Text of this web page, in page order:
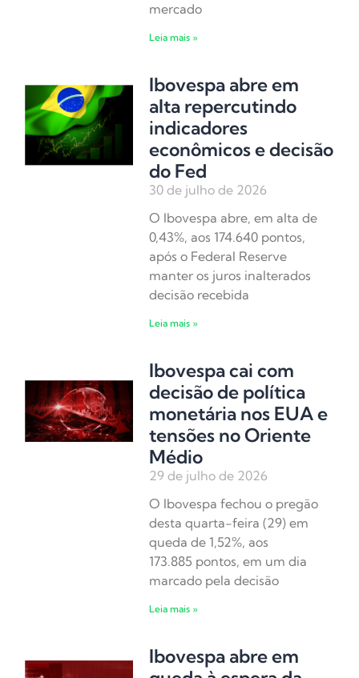
mercado
Leia mais »
Ibovespa abre em
alta repercutindo
indicadores
econômicos e decisão
do Fed
30 de julho de 2026
O Ibovespa abre, em alta de
0,43%, aos 174.640 pontos,
após o Federal Reserve
manter os juros inalterados
decisão recebida
Leia mais »
Ibovespa cai com
decisão de política
monetária nos EUA e
tensões no Oriente
Médio
29 de julho de 2026
O Ibovespa fechou o pregão
desta quarta-feira (29) em
queda de 1,52%, aos
173.885 pontos, em um dia
marcado pela decisão
Leia mais »
Ibovespa abre em